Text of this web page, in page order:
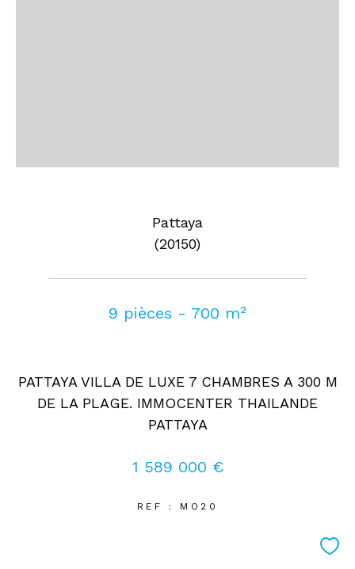
Pattaya
(20150)
9 pièces - 700 m²
PATTAYA VILLA DE LUXE 7 CHAMBRES A 300 M
DE LA PLAGE. IMMOCENTER THAILANDE
PATTAYA
1 589 000 €
REF : MO20